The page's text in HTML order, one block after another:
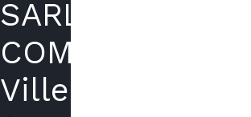
SARL
COMIN
Villeneuve